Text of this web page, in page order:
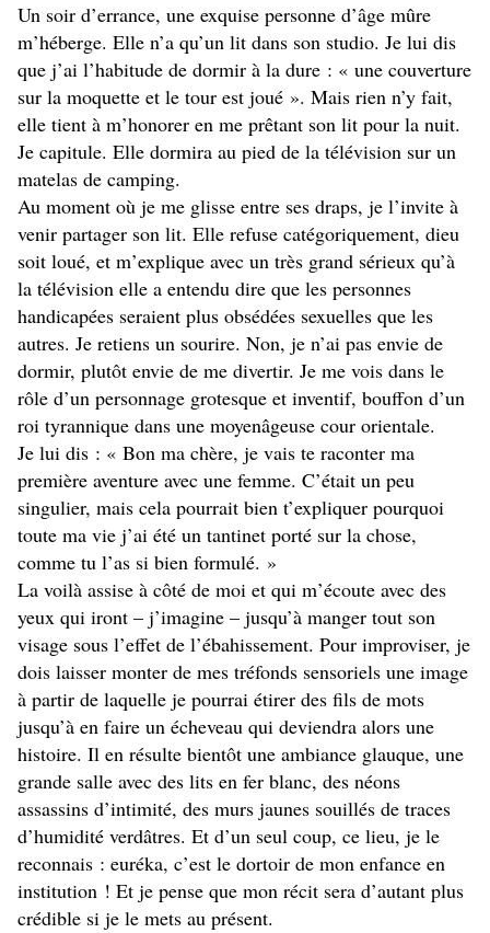
Un soir d’errance, une exquise personne d’âge mûre
m’héberge. Elle n’a qu’un lit dans son studio. Je lui dis
que j’ai l’habitude de dormir à la dure : « une couverture
sur la moquette et le tour est joué ». Mais rien n’y fait,
elle tient à m’honorer en me prêtant son lit pour la nuit.
Je capitule. Elle dormira au pied de la télévision sur un
matelas de camping.
Au moment où je me glisse entre ses draps, je l’invite à
venir partager son lit. Elle refuse catégoriquement, dieu
soit loué, et m’explique avec un très grand sérieux qu’à
la télévision elle a entendu dire que les personnes
handicapées seraient plus obsédées sexuelles que les
autres. Je retiens un sourire. Non, je n’ai pas envie de
dormir, plutôt envie de me divertir. Je me vois dans le
rôle d’un personnage grotesque et inventif, bouffon d’un
roi tyrannique dans une moyenâgeuse cour orientale.
Je lui dis : « Bon ma chère, je vais te raconter ma
première aventure avec une femme. C’était un peu
singulier, mais cela pourrait bien t’expliquer pourquoi
toute ma vie j’ai été un tantinet porté sur la chose,
comme tu l’as si bien formulé. »
La voilà assise à côté de moi et qui m’écoute avec des
yeux qui iront – j’imagine – jusqu’à manger tout son
visage sous l’effet de l’ébahissement. Pour improviser, je
dois laisser monter de mes tréfonds sensoriels une image
à partir de laquelle je pourrai étirer des fils de mots
jusqu’à en faire un écheveau qui deviendra alors une
histoire. Il en résulte bientôt une ambiance glauque, une
grande salle avec des lits en fer blanc, des néons
assassins d’intimité, des murs jaunes souillés de traces
d’humidité verdâtres. Et d’un seul coup, ce lieu, je le
reconnais : euréka, c’est le dortoir de mon enfance en
institution ! Et je pense que mon récit sera d’autant plus
crédible si je le mets au présent.